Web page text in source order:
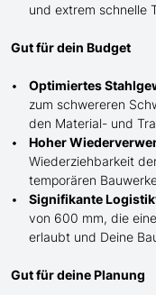
und extrem schnelle
Gut für dein Budget
Optimiertes
zum schwereren
den Material- und
Hoher
Wiederziehbarkeit
temporären
Signifikante
von 600 mm, die
erlaubt und Deine
Gut für deine Planung